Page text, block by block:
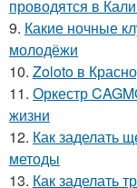
проводятся в
9. Какие ночные
молодёжи
10. Zoloto в
11. Оркестр
жизни
12. Как заделать
методы
13. Как заделать